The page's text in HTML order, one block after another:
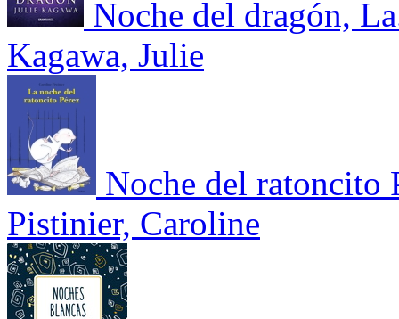
Noche del dragón,
Kagawa, Julie
Noche del ratoncito
Pistinier, Caroline